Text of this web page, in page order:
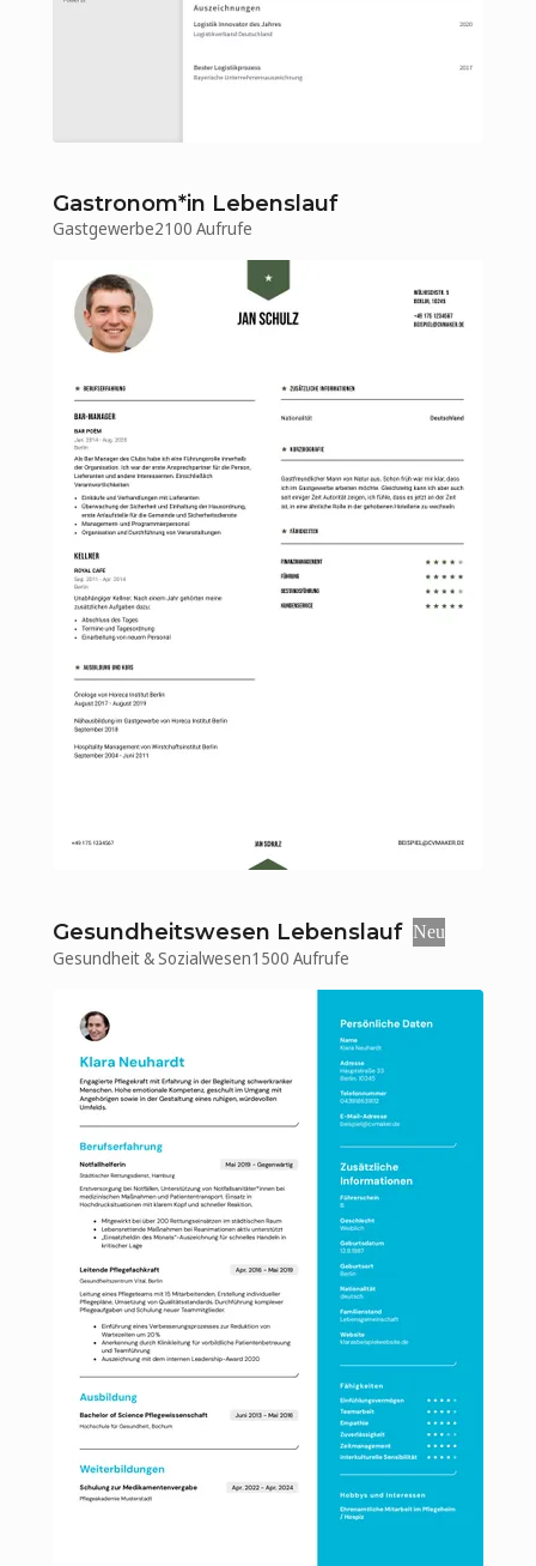
Gastronom*in Lebenslauf
Gastgewerbe2100 Aufrufe
Gesundheitswesen Lebenslauf Neu
Gesundheit & Sozialwesen1500 Aufrufe